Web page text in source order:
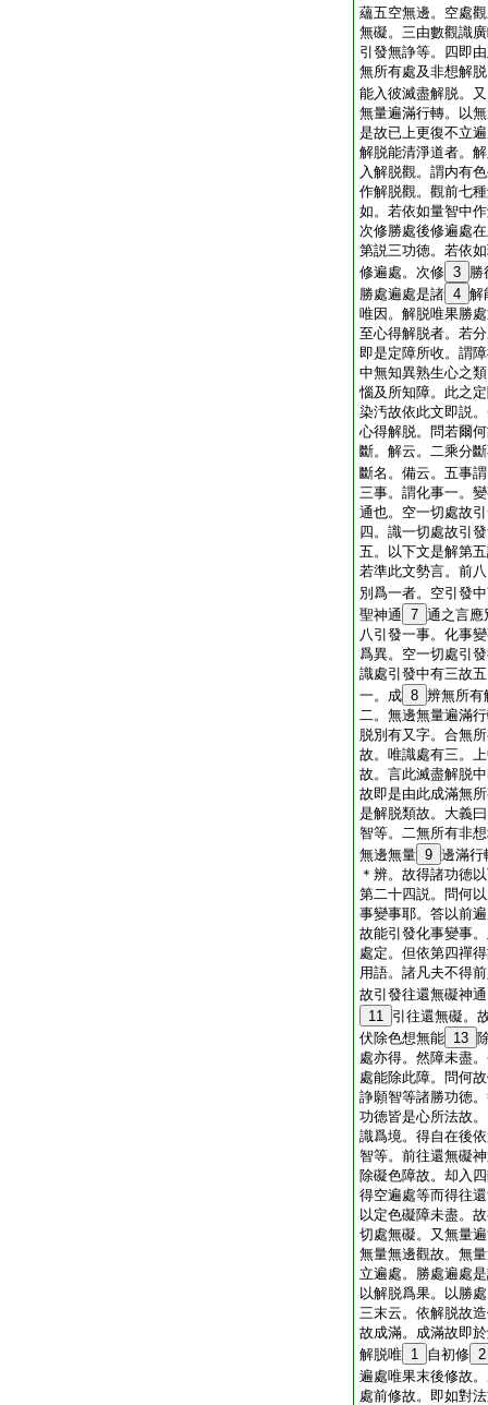
蘊五空無邊。空處
無礙。三由數觀識
引發無諍等。四即
無所有處及非想解
能入彼滅盡解脱。
無量遍滿行轉。以
是故已上更復不立
解脱能清淨道者。
入解脱觀。謂内有
作解脱觀。觀前七
如。若依如量智中
次修勝處後修遍處
第説三功徳。若依
修遍處。次修 3 勝
勝處遍處是諸 4 解
唯因。解脱唯果勝
至心得解脱者。若
即是定障所收。謂
中無知異熟生心之
惱及所知障。此之
染汚故依此文即説
心得解脱。問若爾
斷。解云。二乘分
斷名。備云。五事
三事。謂化事一。
通也。空一切處故
四。識一切處故引
五。以下文是解第
若準此文勢言。前
別爲一者。空引發
聖神通 7 通之言應
八引發一事。化事
爲異。空一切處引
識處引發中有三故
一。成 8 辨無所有
二。無邊無量遍滿
脱別有又字。合無
故。唯識處有三。
故。言此滅盡解脱
故即是由此成滿無
是解脱類故。大義
智等。二無所有非
無邊無量 9 邊滿行
＊辨。故得諸功徳
第二十四説。問何
事變事耶。答以前
故能引發化事變事
處定。但依第四禪
用語。諸凡夫不得
故引發往還無礙神
11 引往還無礙。
伏除色想無能 13
處亦得。然障未盡
處能除此障。問何
諍願智等諸勝功徳
功徳皆是心所法故
識爲境。得自在後
智等。前往還無礙
除礙色障故。却入
得空遍處等而得往
以定色礙障未盡。
切處無礙。又無量
無量無邊觀故。無
立遍處。勝處遍處
以解脱爲果。以勝
三末云。依解脱故
故成滿。成滿故即
解脱唯 1 自初修 2
遍處唯果末後修故
處前修故。即如對